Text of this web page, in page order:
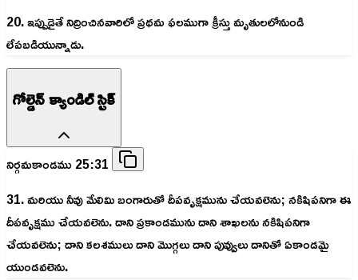
20. ఇప్పుడైతే నిద్రించినవారిలో ప్రథమ ఫలముగా క్రీస్తు మృతులలోనుండి
లేపబడియున్నాడు.
గోల్డెన్ క్యాండిల్ స్టిక్
నిర్గమకాండము 25:31
31. మరియు నీవు మేలిమి బంగారుతో దీపవృక్షమును చేయవలెను; నకిషిపనిగా ఈ
దీపవృక్షము చేయవలెను. దాని ప్రకాండమును దాని శాఖలను నకిషిపనిగా
చేయవలెను; దాని కలశములు దాని మొగ్గలు దాని పువ్వులు దానితో ఏకాండమై
యుండవలెను.